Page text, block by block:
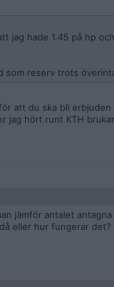
jag hade 1.45 på hp
som reserv trots
att du ska bli
jag hört runt KTH
jämför antalet
eller hur fungerar det?